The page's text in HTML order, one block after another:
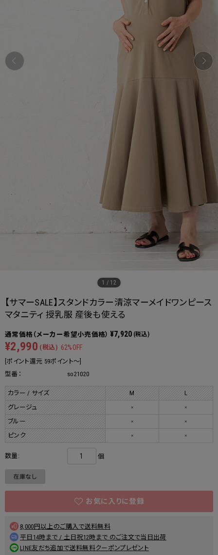
1 / 12
【サマーSALE】スタンドカラー清涼マーメイドワンピース
マタニティ 授乳服 産後も使える
¥7,920 (税込)
¥2,990 (税込) 62%OFF
[ポイント還元 59ポイント～]
型番：
so21020
カラー / サイズ M
L
グレージュ
× ×
ブルー × ×
ピンク × ×
数量: 個
8,000円以上のご購入で送料無料
平日14時まで / 土日祝12時まで のご注文で当日出荷
LINE友だち追加で送料無料クーポンプレゼント